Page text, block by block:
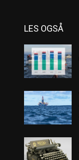
LES OGSÅ